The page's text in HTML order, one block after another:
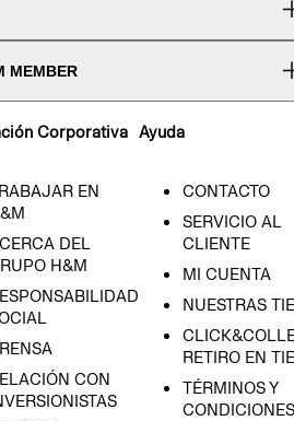
MEMBER
Corporativa
EN
DEL
H&M
CON
Ayuda
CONTACTO
SERVICIO AL
CLIENTE
MI CUENTA
NUESTRAS
RETIRO EN
TÉRMINOS Y
CONDICIONES